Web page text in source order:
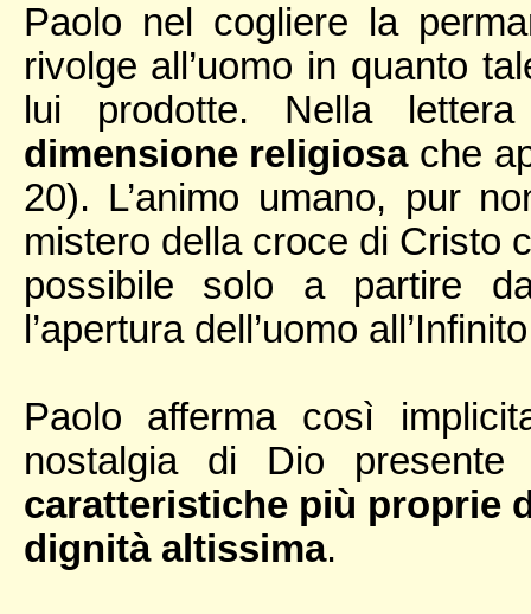
Paolo nel cogliere la
rivolge all’uomo in quanto
lui prodotte. Nella
dimensione religiosache
20). L’animo umano, pur
mistero della croce di Cristo
possibile solo a partire
l’apertura dell’uomo
Paolo afferma così
nostalgia di Dio
caratteristiche più proprie
dignità altissima.